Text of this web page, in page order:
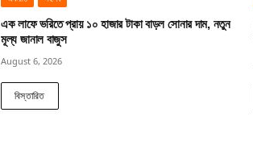
এক লাফে ভরিতে প্রায় ১০ হাজার টাকা বাড়ল সোনার দাম, নতুন
মূল্য জানাল বাজুস
August 6, 2026
বিস্তারিত